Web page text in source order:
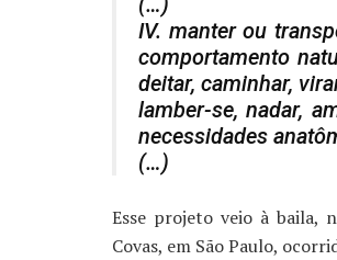
IV. manter ou
comportamento
deitar, caminhar,
lamber-se, nadar,
necessidades
(…)
Esse projeto veio à baila,
Covas, em São Paulo,